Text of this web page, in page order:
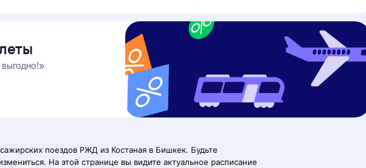
поездов РЖД из Костаная в Бишкек. Будьте
На этой странице вы видите актуальное расписание